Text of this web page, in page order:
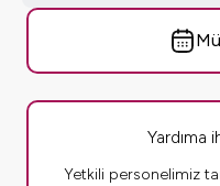
Yardıma
Yetkili personelimiz